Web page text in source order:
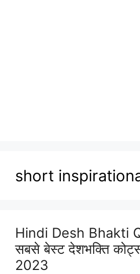
short
Hindi Desh Bhakti
सबसे बेस्ट देशभक्ति कोट्स
2023